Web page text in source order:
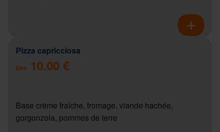
Pizza capricciosa
Dès 10.00 €
Base crème fraîche, fromage, viande hachée,
gorgonzola, pommes de terre